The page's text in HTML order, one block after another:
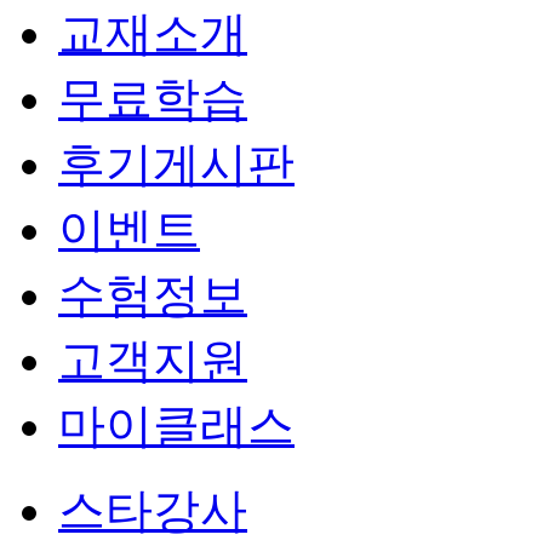
교재소개
무료학습
후기게시판
이벤트
수험정보
고객지원
마이클래스
스타강사